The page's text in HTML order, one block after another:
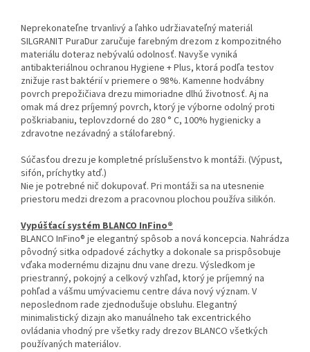
Neprekonateľne trvanlivý a ľahko udržiavateľný materiál
SILGRANIT PuraDur zaručuje farebným drezom z kompozitného
materiálu doteraz nebývalú odolnosť. Navyše vyniká
antibakteriálnou ochranou Hygiene + Plus, ktorá podľa testov
znižuje rast baktérií v priemere o 98%. Kamenne hodvábny
povrch prepožičiava drezu mimoriadne dlhú životnosť. Aj na
omak má drez príjemný povrch, ktorý je výborne odolný proti
poškriabaniu, teplovzdorné do 280 ° C, 100% hygienicky a
zdravotne nezávadný a stálofarebný.
Súčasťou drezu je kompletné príslušenstvo k montáži. (Výpust,
sifón, príchytky atď.)
Nie je potrebné nič dokupovať. Pri montáži sa na utesnenie
priestoru medzi drezom a pracovnou plochou používa silikón.
Vypúšťací systém BLANCO InFino®
BLANCO InFino® je elegantný spôsob a nová koncepcia. Nahrádza
pôvodný sitka odpadové záchytky a dokonale sa prispôsobuje
vďaka modernému dizajnu dnu vane drezu. Výsledkom je
priestranný, pokojný a celkový vzhľad, ktorý je príjemný na
pohľad a vášmu umývaciemu centre dáva nový význam. V
neposlednom rade zjednodušuje obsluhu. Elegantný
minimalistický dizajn ako manuálneho tak excentrického
ovládania vhodný pre všetky rady drezov BLANCO všetkých
používaných materiálov.